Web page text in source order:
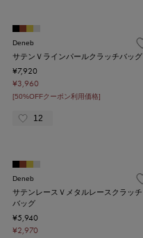
Deneb
サテンＶラインパールクラッチバッグ
¥7,920
¥3,960
[50%OFFクーポン利用価格]
12
Deneb
サテンレースＶメタルレースクラッチ
バッグ
¥5,940
¥2,970